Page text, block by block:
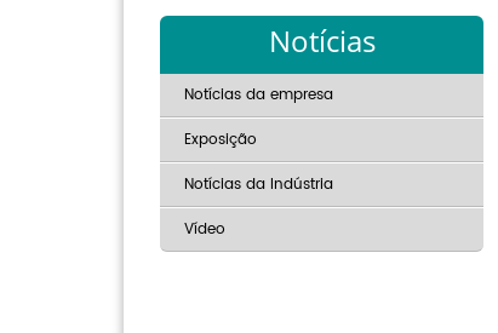
Notícias
Notícias da empresa
Exposição
Notícias da Indústria
Vídeo